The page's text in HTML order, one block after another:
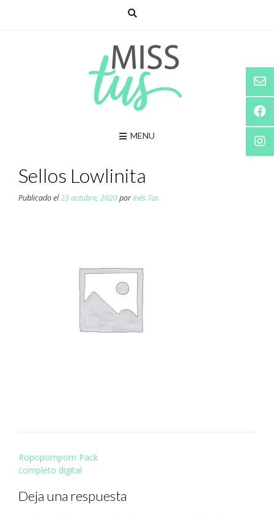
MENU
Sellos Lowlinita
Publicado el23 octubre, 2020porInés Tus
Navegación
de
Ropopompom Pack
completo digital
Deja una respuesta